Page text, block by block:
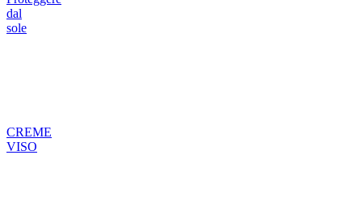
dal
sole
CREME
VISO